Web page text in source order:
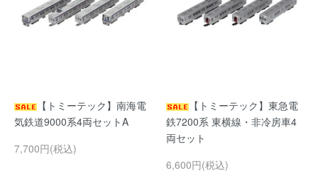
【トミーテック】南海電
気鉄道9000系4両セットA
7,700円(税込)
【トミーテック】東急電
鉄7200系 東横線・非冷房車4
両セット
6,600円(税込)